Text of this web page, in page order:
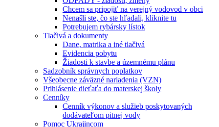
Chcem sa pripojiť na verejný vodovod v obci
Nenašli ste, čo ste hľadali, kliknite tu
Potrebujem rybársky lístok
Tlačivá a dokumenty
Dane, matrika a iné tlačivá
Evidencia pobytu
Žiadosti k stavbe a územnému plánu
Sadzobník správnych poplatkov
Všeobecne záväzné nariadenia (VZN)
Prihlásenie dieťaťa do materskej školy
Cenníky
Cenník výkonov a služieb poskytovaných
dodávateľom pitnej vody
Pomoc Ukrajincom